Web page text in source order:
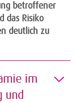
betroffener
das Risiko
deutlich zu
im
und